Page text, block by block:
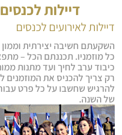
דיילות
דיילות לאירועים לכנסים
השקעתם חשיבה יצירתית
כל מוזמניו. תכננתם הכל –
כיבוד ערב לחיך ועד מתנות
רק צריך להכניס את המוזמנים
להרגיש שחשבו על כל פרט
של השנה.